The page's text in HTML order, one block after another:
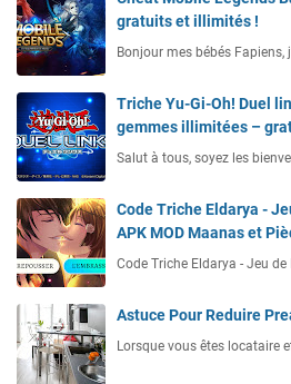
gratuits et illimités !
Bonjour mes bébés Fapiens,
Triche Yu-Gi-Oh! Duel
gemmes illimitées –
Salut à tous, soyez les
Code Triche Eldarya -
APK MOD Maanas et
Code Triche Eldarya - Jeu
Astuce Pour Reduire
Lorsque vous êtes locataire